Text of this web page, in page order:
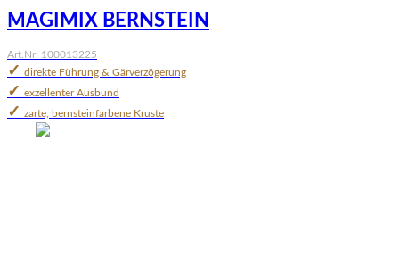
MAGIMIX BERNSTEIN
Art.Nr. 100013225
✓ direkte Führung & Gärverzögerung
✓ exzellenter Ausbund
✓ zarte, bernsteinfarbene Kruste